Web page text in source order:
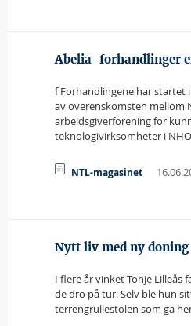
Abelia-forhandlinger
f Forhandlingene har startet
av overenskomsten mellom
arbeidsgiverforening for
teknologivirksomheter i
NTL-magasinet
Nytt liv med ny doning
I flere år vinket Tonje Lilleås
de dro på tur. Selv ble hun
terrengrullestolen som ga